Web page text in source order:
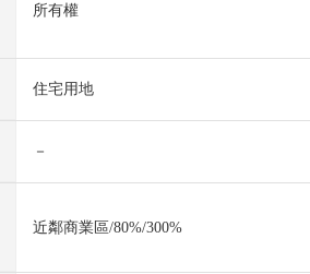
所有權
住宅用地
－
近鄰商業區/80%/300%